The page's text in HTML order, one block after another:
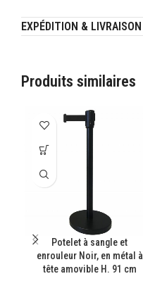
EXPÉDITION & LIVRAISON
Produits similaires
Potelet à sangle et
enrouleur Noir, en métal à
tête amovible H. 91 cm